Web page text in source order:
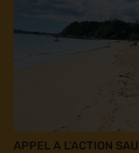
APPEL A L’ACTION